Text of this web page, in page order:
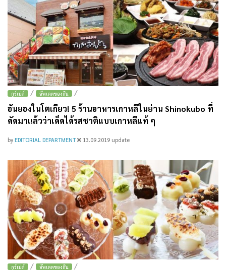
กูร์เม่ต์ / อัพเดตของกิน /
อันยองในโตเกียว! 5 ร้านอาหารเกาหลีในย่าน Shinokubo ที่
คัดมาแล้วว่าเด็ดได้รสชาติแบบเกาหลีแท้ ๆ
by EDITORIAL DEPARTMENT 13.09.2019 update
กูร์เม่ต์ / อัพเดตของกิน /